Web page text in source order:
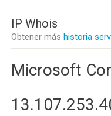
IP Whois
Obtener más historia
Microsoft